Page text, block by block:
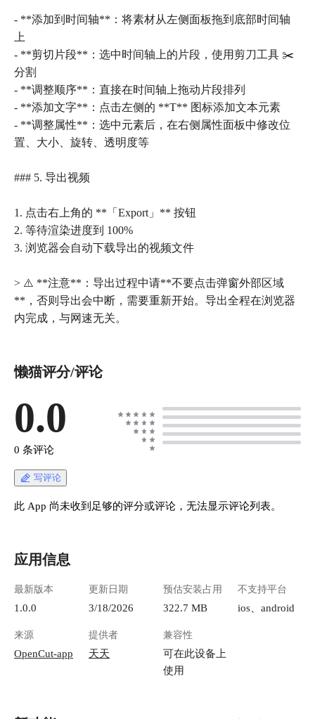
- **添加到时间轴**：将素材从左侧面板拖到底部时间轴
上
- **剪切片段**：选中时间轴上的片段，使用剪刀工具 ✂️
分割
- **调整顺序**：直接在时间轴上拖动片段排列
- **添加文字**：点击左侧的 **T** 图标添加文本元素
- **调整属性**：选中元素后，在右侧属性面板中修改位
置、大小、旋转、透明度等
### 5. 导出视频
1. 点击右上角的 **「Export」** 按钮
2. 等待渲染进度到 100%
3. 浏览器会自动下载导出的视频文件
> ⚠️ **注意**：导出过程中请**不要点击弹窗外部区域
**，否则导出会中断，需要重新开始。导出全程在浏览器
内完成，与网速无关。
懒猫评分/评论
0.0
0 条评论
写评论
此 App 尚未收到足够的评分或评论，无法显示评论列表。
应用信息
最新版本
1.0.0
更新日期
3/18/2026
预估安装占用
322.7 MB
不支持平台
ios、android
来源
OpenCut-app
提供者
天天
兼容性
可在此设备上
使用